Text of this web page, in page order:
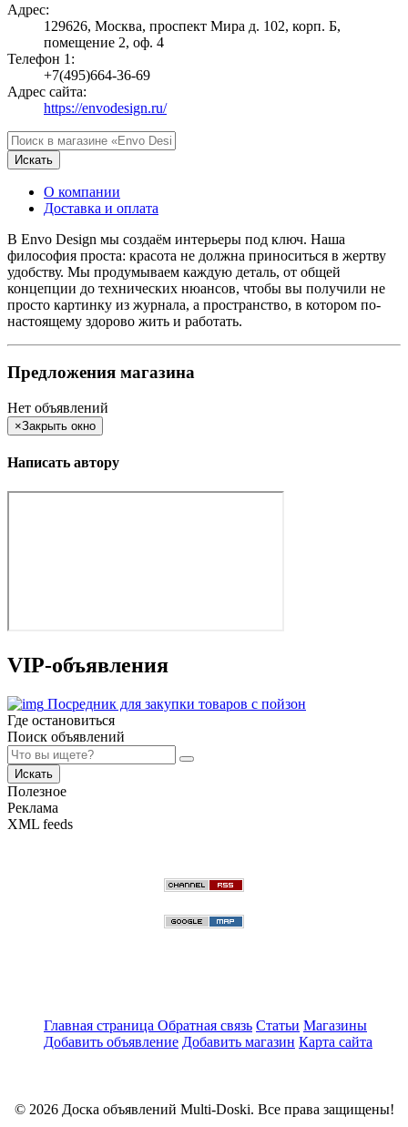
Адрес:
129626, Москва, проспект Мира д. 102, корп. Б,
помещение 2, оф. 4
Телефон 1:
+7(495)664-36-69
Адрес сайта:
https://envodesign.ru/
Искать
О компании
Доставка и оплата
В Envo Design мы создаём интерьеры под ключ. Наша
философия проста: красота не должна приноситься в жертву
удобству. Мы продумываем каждую деталь, от общей
концепции до технических нюансов, чтобы вы получили не
просто картинку из журнала, а пространство, в котором по-
настоящему здорово жить и работать.
Предложения магазина
Нет объявлений
×Закрыть окно
Написать автору
VIP-объявления
Посредник для закупки товаров с пойзон
Где остановиться
Поиск объявлений
Искать
Полезное
Реклама
XML feeds
Главная страница Обратная связь Статьи Магазины
Добавить объявление Добавить магазин Карта сайта
© 2026 Доска объявлений Multi-Doski. Все права защищены!